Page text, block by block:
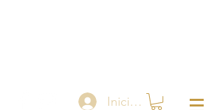
Iniciar sesión